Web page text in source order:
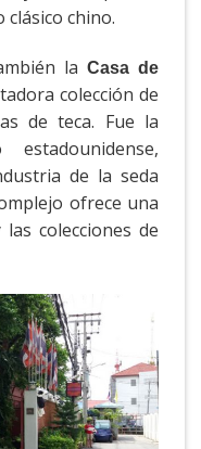
clásico chino.
la Casa de
colección de
de teca. Fue la
de la seda
ofrece una
colecciones de